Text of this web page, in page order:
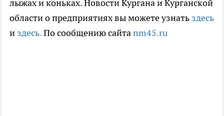
лыжах и коньках. Новости Кургана и Курганской
области о предприятиях вы можете узнать здесь
и здесь.По сообщению сайтаnm45.ru